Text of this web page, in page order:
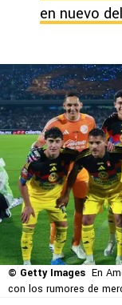
en nuevo
© Getty Images En
con los rumores de